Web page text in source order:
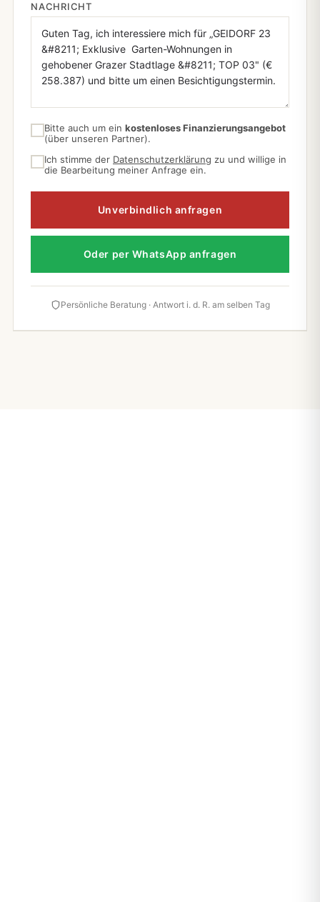
NACHRICHT
Bitte auch um ein kostenloses Finanzierungsangebot
(über unseren Partner).
Ich stimme der Datenschutzerklärung zu und willige in
die Bearbeitung meiner Anfrage ein.
Unverbindlich anfragen
Oder per WhatsApp anfragen
Persönliche Beratung · Antwort i. d. R. am selben Tag